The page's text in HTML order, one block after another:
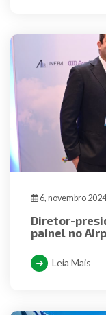
6, novembro 2024
Diretor-
painel no
Leia Mais